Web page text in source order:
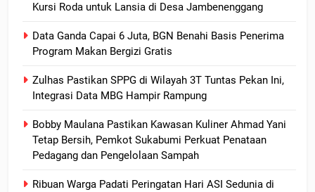
Kursi Roda untuk Lansia di Desa Jambenenggang
Data Ganda Capai 6 Juta, BGN Benahi Basis Penerima
Program Makan Bergizi Gratis
Zulhas Pastikan SPPG di Wilayah 3T Tuntas Pekan Ini,
Integrasi Data MBG Hampir Rampung
Bobby Maulana Pastikan Kawasan Kuliner Ahmad Yani
Tetap Bersih, Pemkot Sukabumi Perkuat Penataan
Pedagang dan Pengelolaan Sampah
Ribuan Warga Padati Peringatan Hari ASI Sedunia di